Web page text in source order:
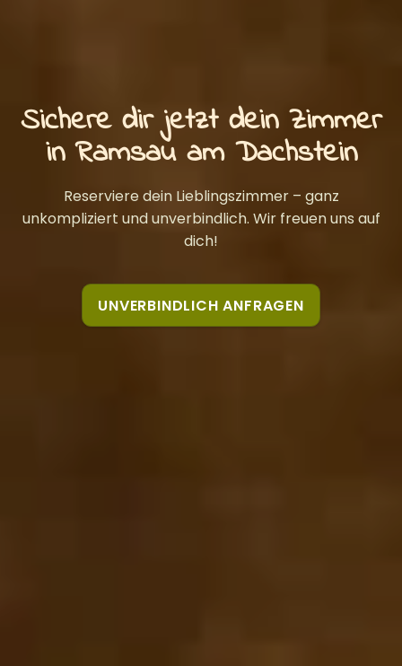
Sichere dir jetzt dein Zimmer
in Ramsau am Dachstein
Reserviere dein Lieblingszimmer – ganz
unkompliziert und unverbindlich. Wir freuen uns auf
dich!
UNVERBINDLICH ANFRAGEN